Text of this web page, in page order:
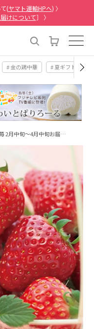
(ヤマト運輸HPへ) 〉
けについて］ 〉
# 金の鶏中華 # 夏ギフト
2月中旬～4月中旬お届…